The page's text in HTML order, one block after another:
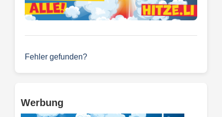
Fehler gefunden?
Werbung